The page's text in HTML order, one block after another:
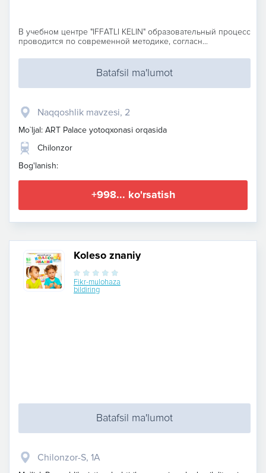
В учебном центре "IFFATLI KELIN" образовательный процесс
проводится по современной методике, согласн...
Batafsil ma'lumot
Naqqoshlik mavzesi, 2
Mo`ljal: ART Palace yotoqxonasi orqasida
Chilonzor
Bog'lanish:
+998... ko'rsatish
Koleso znaniy
Fikr-mulohaza
bildiring
Batafsil ma'lumot
Chilonzor-S, 1A